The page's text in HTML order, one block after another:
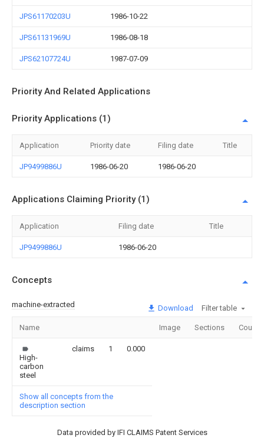
JPS61170203U 1986-10-22
JPS61131969U 1986-08-18
JPS62107724U 1987-07-09
Priority And Related Applications
Priority Applications (1)
Application Priority date Filing date Title
JP9499886U 1986-06-20 1986-06-20
Applications Claiming Priority (1)
Application Filing date Title
JP9499886U 1986-06-20
Concepts
machine-extracted Download Filter table
Name Image Sections Count
High-
carbon
steel
claims 1 0.000
Show all concepts from the
description section
Data provided by IFI CLAIMS Patent Services